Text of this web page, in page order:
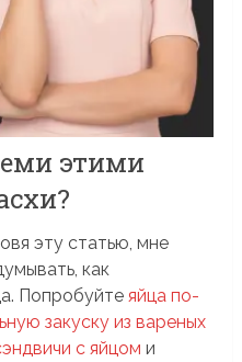
этими
эту статью, мне
как
Попробуйтеяйца по-
закуску из вареных
с яйцом и